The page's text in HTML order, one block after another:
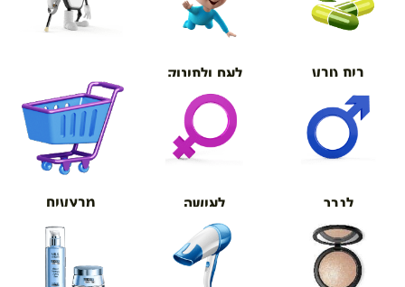
בית טבע לאם ולתינוק
אורטופדיה
לגבר לאישה מבצעים